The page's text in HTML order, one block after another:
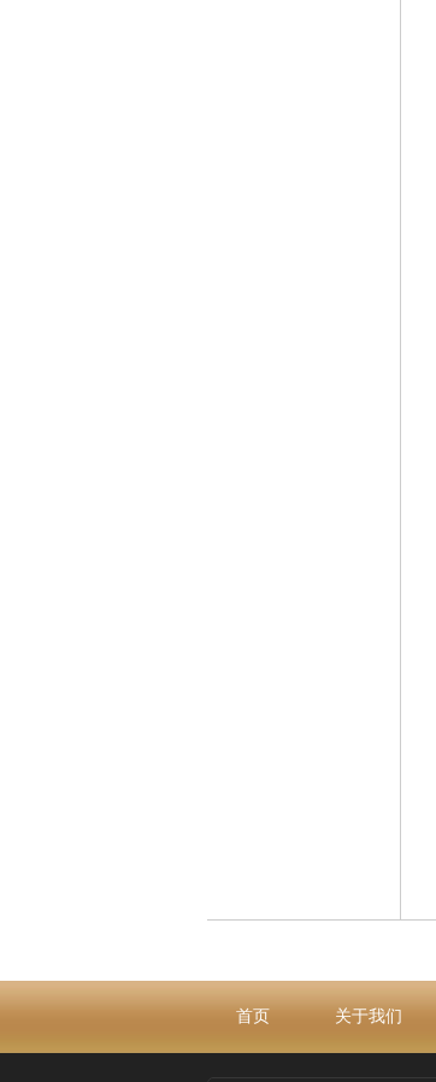
首页 关于我们